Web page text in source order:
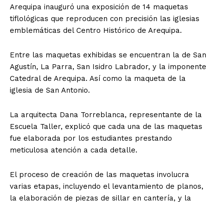
Arequipa inauguró una exposición de 14 maquetas
tiflológicas que reproducen con precisión las iglesias
emblemáticas del Centro Histórico de Arequipa.
Entre las maquetas exhibidas se encuentran la de San
Agustín, La Parra, San Isidro Labrador, y la imponente
Catedral de Arequipa. Así como la maqueta de la
iglesia de San Antonio.
La arquitecta Dana Torreblanca, representante de la
Escuela Taller, explicó que cada una de las maquetas
fue elaborada por los estudiantes prestando
meticulosa atención a cada detalle.
El proceso de creación de las maquetas involucra
varias etapas, incluyendo el levantamiento de planos,
la elaboración de piezas de sillar en cantería, y la